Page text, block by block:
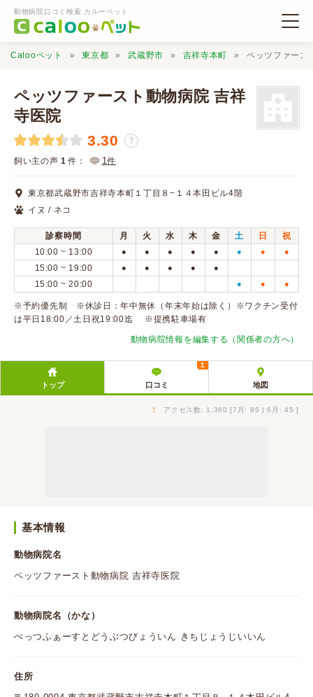
動物病院口コミ検索 カルーペット
動物病院検索
口コミ投稿
Calooペット 東京都 武蔵野市 吉祥寺本町 ペッツファース
ペッツファースト動物病院 吉祥
寺医院
3.30 ？
飼い主の声 1 件： 1件
東京都武蔵野市吉祥寺本町１丁目８−１４本田ビル4階
イヌ / ネコ
診察時間 月 火 水 木 金 土 日
祝
10:00 ~ 13:00
● ● ● ● ● ● ● ●
15:00 ~ 19:00 ● ● ● ● ●
15:00 ~ 20:00 ● ● ●
※予約優先制 ※休診日：年中無休（年末年始は除く）※ワクチン受付
は平日18:00／土日祝19:00迄 ※提携駐車場有
動物病院情報を編集する（関係者の方へ）
トップ 口コミ
1
地図
↑ アクセス数: 1,360 [7月: 85 | 6月: 45 ]
基本情報
動物病院名
ペッツファースト動物病院 吉祥寺医院
動物病院名（かな）
ぺっつふぁーすとどうぶつびょういん きちじょうじいいん
住所